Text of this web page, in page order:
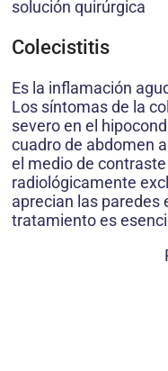
solución quirúrgica
Colecistitis
Es la inflamación
Los síntomas de la
severo en el
cuadro de abdomen
el medio de
radiológicamente
aprecian las paredes
tratamiento es